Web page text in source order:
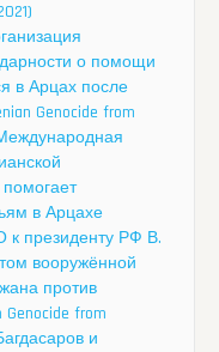
о помощи
в Арцах после
Genocide from
в Арцахе
президенту РФ В.
вооружённой
против
from
и